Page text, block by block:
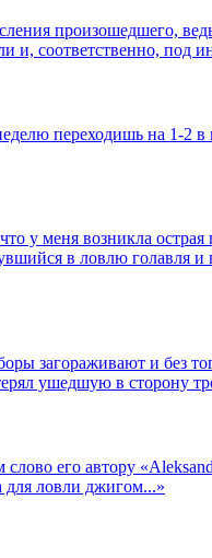
произошедшего,
и, соответственно, под
переходишь на 1-2
у меня возникла
в ловлю голавля
загораживают и без
ушедшую в сторону
его автору
для ловли джигом...»